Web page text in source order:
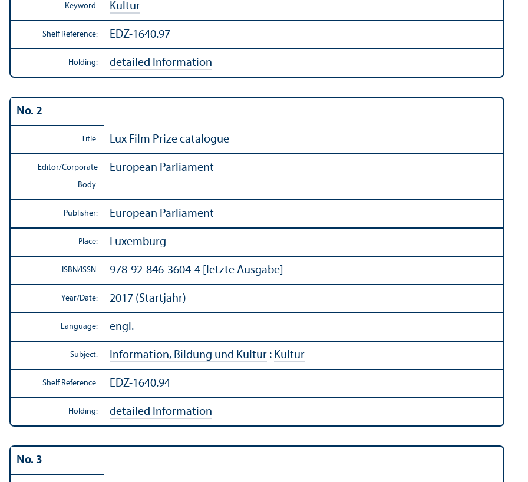
Keyword: Kultur
Shelf Reference: EDZ-1640.97
Holding: detailed Information
No. 2
Title: Lux Film Prize catalogue
Editor/Corporate
Body:
European Parliament
Publisher: European Parliament
Place: Luxemburg
ISBN/ISSN: 978-92-846-3604-4 [letzte Ausgabe]
Year/Date: 2017 (Startjahr)
Language: engl.
Subject: Information, Bildung und Kultur : Kultur
Shelf Reference: EDZ-1640.94
Holding: detailed Information
No. 3